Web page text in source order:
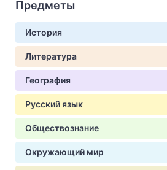
Предметы
История
Литература
География
Русский язык
Обществознание
Окружающий мир